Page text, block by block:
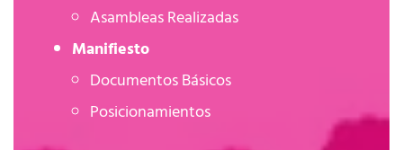
Asambleas Realizadas
Manifiesto
Documentos Básicos
Posicionamientos